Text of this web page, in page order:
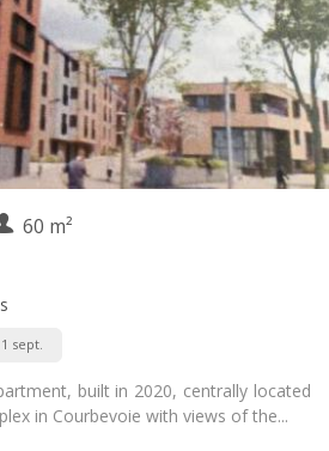
60 m²
1 sept.
built in 2020, centrally located
in Courbevoie with views of the...
Durée:
12 mois, 3-4 mois, au mois
Domiciliation:
Acceptée
Aménagement
Salle de bain:
Privée
Cuisine:
Privée (pièce distincte)
Superficie:
60 m
2
Pièces privées:
5